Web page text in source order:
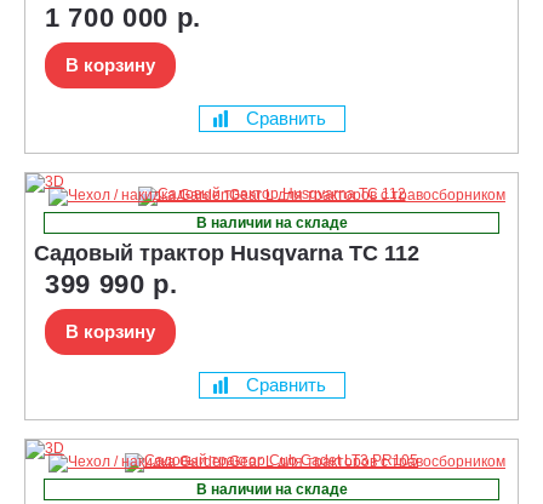
1 700 000 р.
В корзину
Сравнить
В наличии на складе
Садовый трактор Husqvarna TC 112
399 990 р.
В корзину
Сравнить
В наличии на складе